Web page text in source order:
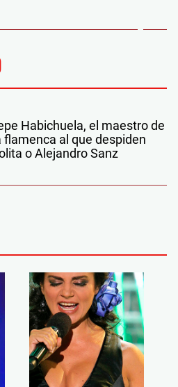
Habichuela, el maestro de
flamenca al que despiden
o Alejandro Sanz